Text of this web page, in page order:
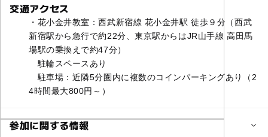
交通アクセス
・花小金井教室：西武新宿線 花小金井駅 徒歩９分（西武
新宿駅から急行で約22分、東京駅からはJR山手線 高田馬
場駅の乗換えで約47分）
駐輪スペースあり
駐車場：近隣5分圏内に複数のコインパーキングあり（2
4時間最大800円～）
参加に関する情報